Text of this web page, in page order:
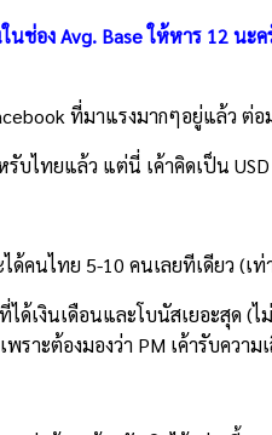
ช่อง Avg. Base ให้หาร 12 นะ
ที่มาแรงมากๆอยู่แล้ว ต่อ
บไทยแล้ว แต่นี่ เค้าคิดเป็น
ด้คนไทย 5-10 คนเลยทีเดียว (
ด้เงินเดือนและโบนัสเยอะสุด
ะต้องมองว่า PM เค้ารับความเ